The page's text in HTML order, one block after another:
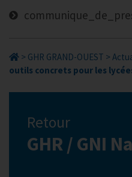
> GHR GRAND-OUEST >
outils concrets pour les
Retour
GHR / GNI